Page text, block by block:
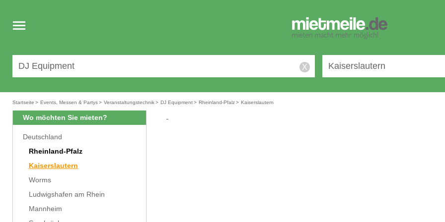
Toggle
navigation
X
Startseite > Events, Messen & Partys> Veranstaltungstechnik> DJ Equipment> Rheinland-Pfalz> Kaiserslautern
Wo möchten Sie mieten?
Deutschland
Rheinland-Pfalz
Kaiserslautern
Worms
Ludwigshafen am Rhein
Mannheim